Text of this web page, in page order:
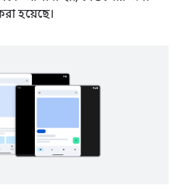
হয়েছে।